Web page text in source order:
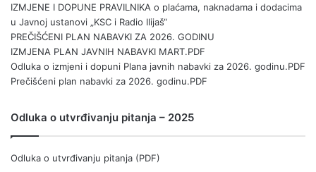
IZMJENE I DOPUNE PRAVILNIKA o plaćama, naknadama i dodacima
u Javnoj ustanovi „KSC i Radio Ilijaš“
PREČIŠĆENI PLAN NABAVKI ZA 2026. GODINU
IZMJENA PLAN JAVNIH NABAVKI MART.PDF
Odluka o izmjeni i dopuni Plana javnih nabavki za 2026. godinu.PDF
Prečišćeni plan nabavki za 2026. godinu.PDF
Odluka o utvrđivanju pitanja – 2025
Odluka o utvrđivanju pitanja (PDF)